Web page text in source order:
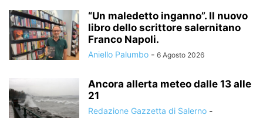
“Un maledetto inganno”. Il nuovo
libro dello scrittore salernitano
Franco Napoli.
Aniello Palumbo - 6 Agosto 2026
Ancora allerta meteo dalle 13 alle
21
Redazione Gazzetta di Salerno -